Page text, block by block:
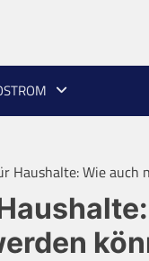
Haushalte: Wie auch